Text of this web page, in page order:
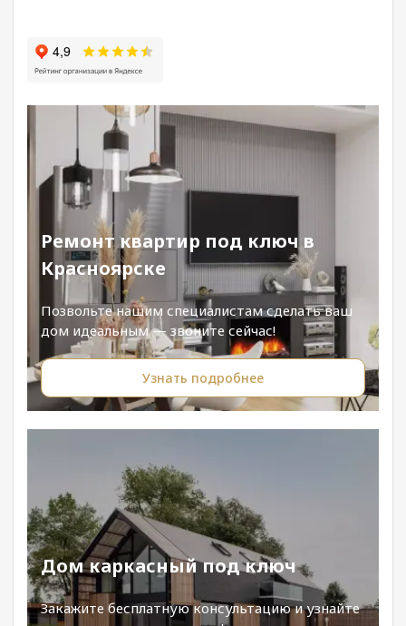
Ремонт квартир под ключ в
Красноярске
Позвольте нашим специалистам сделать ваш
дом идеальным — звоните сейчас!
Узнать подробнее
Дом каркасный под ключ
Закажите бесплатную консультацию и узнайте